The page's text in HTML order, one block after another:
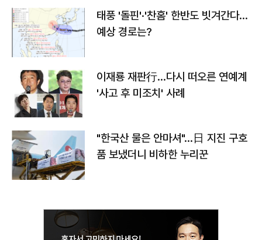
태풍 '돌핀'·'찬홈' 한반도 빗겨간다…
예상 경로는?
이재룡 재판行…다시 떠오른 연예계
'사고 후 미조치' 사례
"한국산 물은 안마셔"…日 지진 구호
품 보냈더니 비하한 누리꾼